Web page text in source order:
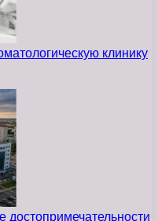
клинику
достопримечательности